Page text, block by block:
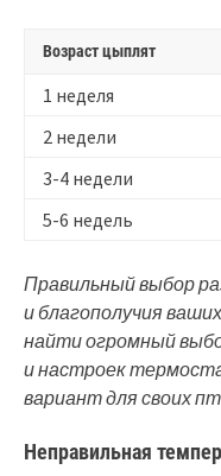
Возраст цыплят
1 неделя
2 недели
3-4 недели
5-6 недель
Правильный выбор
и благополучия
найти огромный
и настроек
вариант для своих
Неправильная